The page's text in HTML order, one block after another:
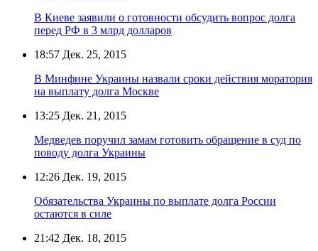
В Киеве заявили о готовности обсудить вопрос долга
перед РФ в 3 млрд долларов
18:57 Дек. 25, 2015
В Минфине Украины назвали сроки действия моратория
на выплату долга Москве
13:25 Дек. 21, 2015
Медведев поручил замам готовить обращение в суд по
поводу долга Украины
12:26 Дек. 19, 2015
Обязательства Украины по выплате долга России
остаются в силе
21:42 Дек. 18, 2015